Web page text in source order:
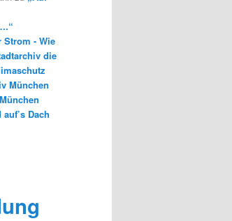
Strom - Wie
die
München
Dach